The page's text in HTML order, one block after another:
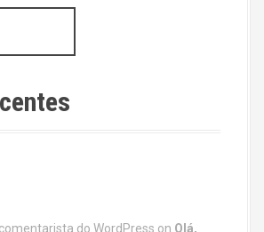
do WordPress on Olá,